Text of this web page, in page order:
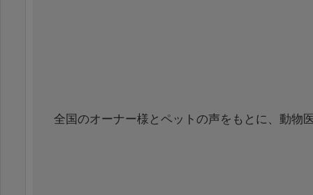
全国のオーナー様とペットの声をもとに、動物